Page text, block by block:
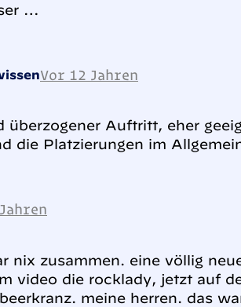
…
Vor 12 Jahren
überzogener Auftritt, eher
die Platzierungen im
nix zusammen. eine völlig
video die rocklady, jetzt auf
meine herren. das